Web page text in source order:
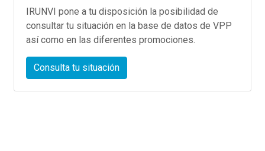
IRUNVI pone a tu disposición la posibilidad de
consultar tu situación en la base de datos de VPP
así como en las diferentes promociones.
Consulta tu situación